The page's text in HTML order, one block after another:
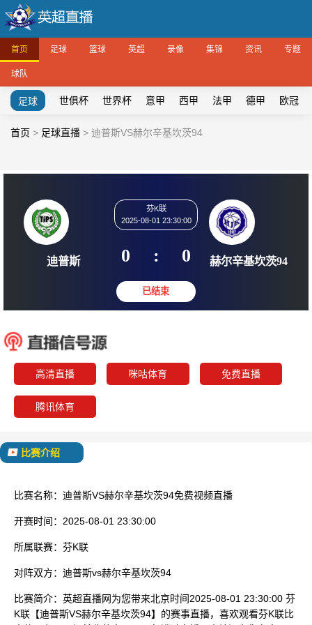
首页 足球 篮球 英超 录像 集锦 资讯 专题
球队
足球 世俱杯 世界杯 意甲 西甲 法甲 德甲 欧冠
首页 > 足球直播 > 迪普斯VS赫尔辛基坎茨94
芬K联
2025-08-01 23:30:00
0 : 0
高清直播 咪咕体育 免费直播
腾讯体育
比赛介绍
比赛名称： 迪普斯VS赫尔辛基坎茨94免费视频直播
开赛时间： 2025-08-01 23:30:00
所属联赛： 芬K联
对阵双方： 迪普斯vs赫尔辛基坎茨94
比赛简介： 英超直播网为您带来北京时间2025-08-01 23:30:00 芬
K联【迪普斯VS赫尔辛基坎茨94】的赛事直播，喜欢观看芬K联比